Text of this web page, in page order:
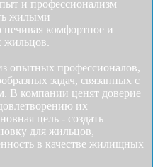
и профессионализм
жилыми
комфортное и
жильцов.
опытных профессионалов,
задач, связанных с
компании ценят доверие
их
цель - создать
для жильцов,
в качестве жилищных